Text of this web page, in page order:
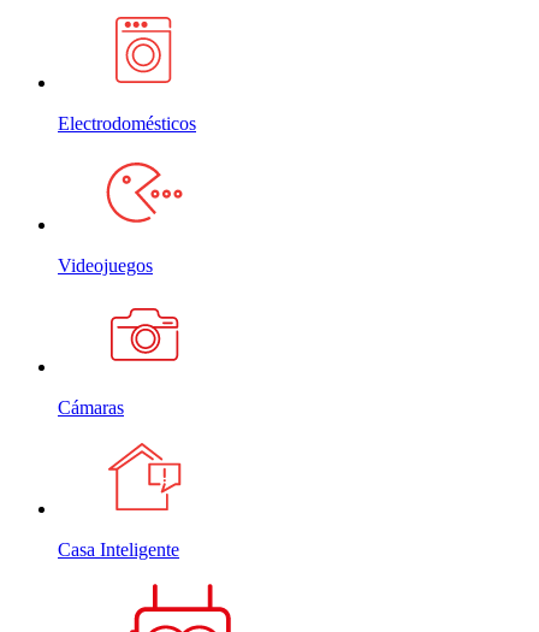
Electrodomésticos
Videojuegos
Cámaras
Casa Inteligente